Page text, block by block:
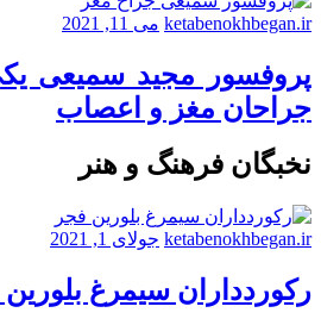
ketabenokhbegan.ir می 11, 2021
پروفسور مجید سمیعی
جراحان مغز و اعصاب
نخبگان فرهنگ و هنر
ketabenokhbegan.ir جولای 1, 2021
رکوردداران سیمرغ